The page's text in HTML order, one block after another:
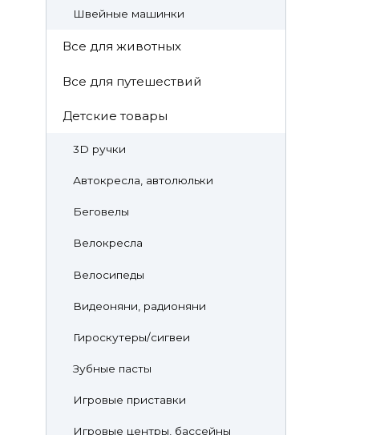
Швейные машинки
Все для животных
Все для путешествий
Детские товары
3D ручки
Автокресла, автолюльки
Беговелы
Велокресла
Велосипеды
Видеоняни, радионяни
Гироскутеры/сигвеи
Зубные пасты
Игровые приставки
Игровые центры, бассейны